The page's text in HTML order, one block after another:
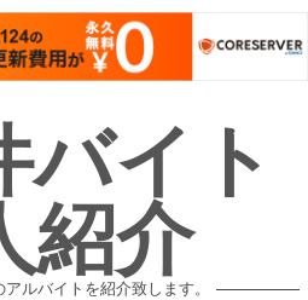
バイト
紹介
ルバイトを紹介致します。